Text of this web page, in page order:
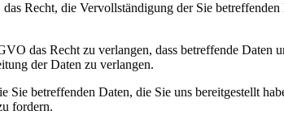
Recht, die Vervollständigung der Sie
das Recht zu verlangen, dass betreffende
der Daten zu verlangen.
Sie betreffenden Daten, die Sie uns bereitgestellt
fordern.